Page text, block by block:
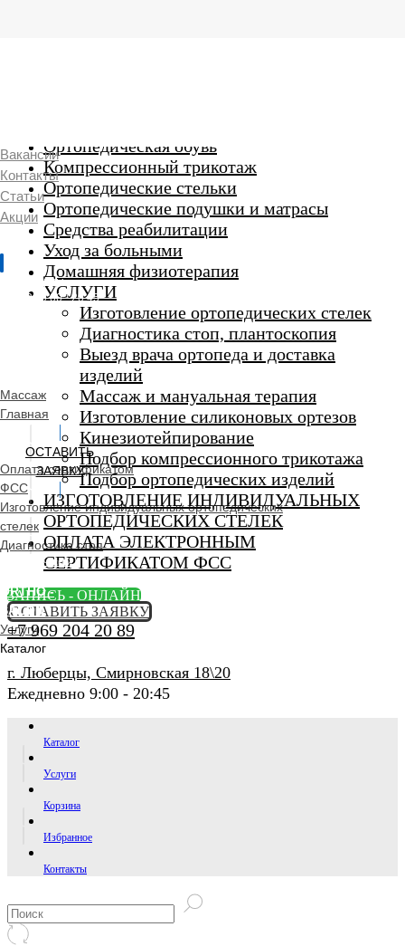
г. Люберцы
Пн-Вс 9:00 - 20:45
салон
Ортопедическая обувь
Компрессионный трикотаж
Ортопедические стельки
Ортопедические подушки и матрасы
Средства реабилитации
Уход за больными
Домашняя физиотерапия
УСЛУГИ
Изготовление ортопедических стелек
Диагностика стоп, плантоскопия
Выезд врача ортопеда и доставка
изделий
Массаж и мануальная терапия
Изготовление силиконовых ортезов
Кинезиотейпирование
Подбор компрессионного трикотажа
Подбор ортопедических изделий
ИЗГОТОВЛЕНИЕ ИНДИВИДУАЛЬНЫХ
ОРТОПЕДИЧЕСКИХ СТЕЛЕК
ОПЛАТА ЭЛЕКТРОННЫМ
СЕРТИФИКАТОМ ФСС
ЗАПИСЬ - ОНЛАЙН
ОСТАВИТЬ ЗАЯВКУ
+7 969 204 20 89
г. Люберцы, Смирновская 18\20
Ежедневно 9:00 - 20:45
Каталог
Услуги
Корзина
Избранное
Контакты
Вакансии
Контакты
Статьи
Акции
Массаж
Главная
ОСТАВИТЬ
ЗАЯВКУ
Оплата сертификатом
ФСС
Изготовление индивидуальных ортопедических
стелек
Диагностика стоп
Ортопедический
ORTHO -
SALON
Услуги
Каталог